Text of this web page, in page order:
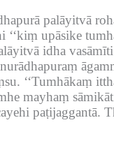
palāyitvā
‘‘kiṃ upāsike
idha
‘‘Tumhākaṃ
mayhaṃ
paṭijaggantā.